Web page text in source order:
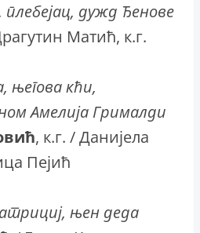
плебејац, дужд Ђенове
Матић, к.г.
његова кћи,
Амелија Грималди
, к.г. / Данијела
Пејић
њен деда